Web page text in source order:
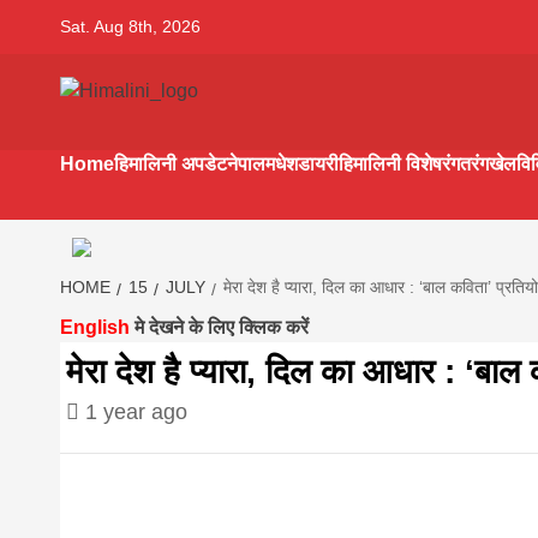
Sat. Aug 8th, 2026
hindi
||madhesh
first hindi
NEWS IN HINDI FROM NEPAL, BANK LOAN NEWS
Homeहिमालिनी अपडेटनेपालमधेशडायरीहिमालिनी विशेषरंगतरंगखेल
HOME 15 JULY मेरा देश है प्यारा, दिल का आधार : ‘बाल कविता’
English मे देखने के लिए क्लिक करें
मेरा देश है प्यारा, दिल का आधार : ‘बाल
1 year ago